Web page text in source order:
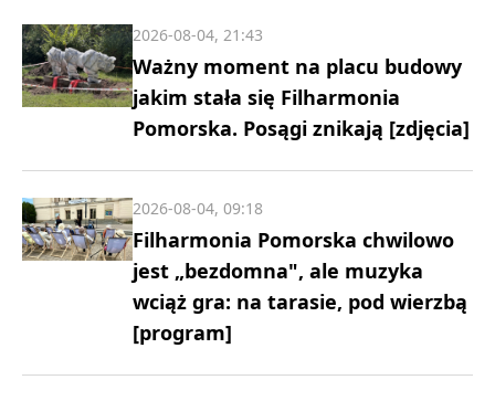
Ważny moment na placu budowy
jakim stała się Filharmonia
Pomorska. Posągi znikają [zdjęcia]
2026-08-04, 21:43
Filharmonia Pomorska chwilowo
jest „bezdomna", ale muzyka
wciąż gra: na tarasie, pod wierzbą
[program]
2026-08-04, 09:18